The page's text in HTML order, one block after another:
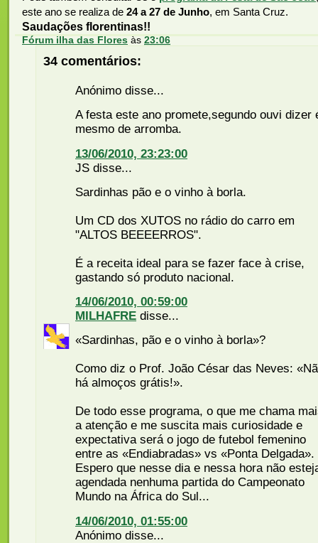
este ano se realiza de 24 a 27 de Junho, em Santa Cruz.
Saudações florentinas!!
Fórum ilha das Flores às 23:06
34 comentários:
Anónimo disse...
A festa este ano promete,segundo ouvi dizer
mesmo de arromba.
13/06/2010, 23:23:00
JS disse...
Sardinhas pão e o vinho à borla.
Um CD dos XUTOS no rádio do carro em
"ALTOS BEEEERROS".
É a receita ideal para se fazer face à crise,
gastando só produto nacional.
14/06/2010, 00:59:00
MILHAFRE disse...
«Sardinhas, pão e o vinho à borla»?
Como diz o Prof. João César das Neves:
há almoços grátis!».
De todo esse programa, o que me chama
a atenção e me suscita mais curiosidade e
expectativa será o jogo de futebol femenino
entre as «Endiabradas» vs «Ponta Delgada».
Espero que nesse dia e nessa hora não
agendada nenhuma partida do Campeonato
Mundo na África do Sul...
14/06/2010, 01:55:00
Anónimo disse...